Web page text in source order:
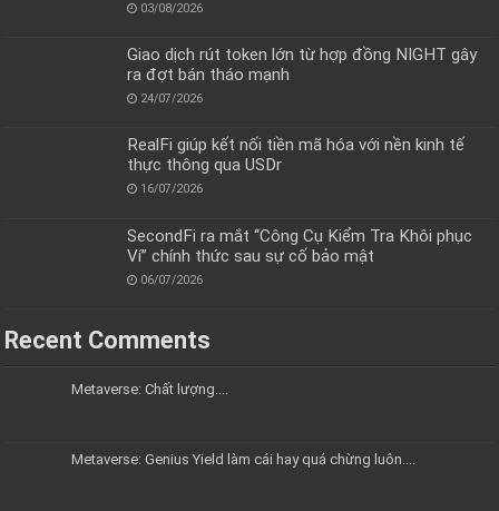
03/08/2026
Giao dịch rút token lớn từ hợp đồng NIGHT gây
ra đợt bán tháo mạnh
24/07/2026
RealFi giúp kết nối tiền mã hóa với nền kinh tế
thực thông qua USDr
16/07/2026
SecondFi ra mắt “Công Cụ Kiểm Tra Khôi phục
Ví” chính thức sau sự cố bảo mật
06/07/2026
Recent Comments
Metaverse: Chất lượng....
Metaverse: Genius Yield làm cái hay quá chừng luôn....